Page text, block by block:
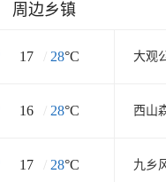
周边乡镇
17 / 28°C 大观
16 / 28°C 西山
17 / 28°C 九乡